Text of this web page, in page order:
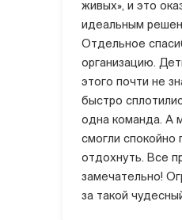
живых», и это
идеальным
Отдельное
организацию.
этого почти не
быстро
одна команда. А
смогли спокойно
отдохнуть. Все
замечательно!
за такой